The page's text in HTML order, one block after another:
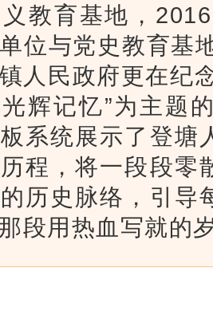
教育基地，
位与党史教育基
人民政府更在纪
辉记忆”为主题
系统展示了登塘
程，将一段段零
历史脉络，引导
段用热血写就的